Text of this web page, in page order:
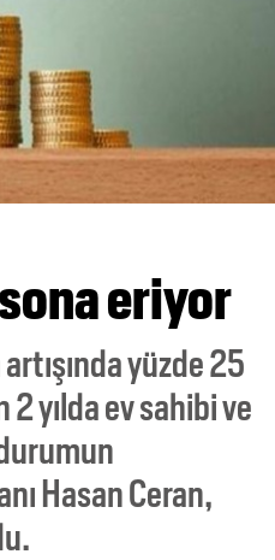
sona eriyor
yüzde 25
2 yılda ev sahibi ve
Hasan Ceran,